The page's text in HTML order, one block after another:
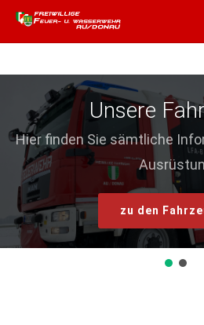
Unsere
Hier finden Sie sämtliche
zu den